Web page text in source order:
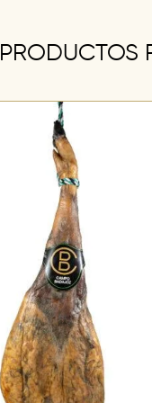
PRODUCTOS